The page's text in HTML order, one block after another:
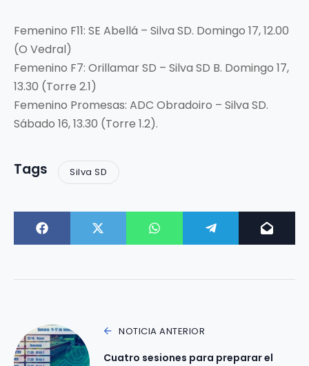
Femenino F11: SE Abellá – Silva SD. Domingo 17, 12.00
(O Vedral)
Femenino F7: Orillamar SD – Silva SD B. Domingo 17,
13.30 (Torre 2.1)
Femenino Promesas: ADC Obradoiro – Silva SD.
Sábado 16, 13.30 (Torre 1.2).
Tags Silva SD
NOTICIA ANTERIOR
Cuatro sesiones para preparar el